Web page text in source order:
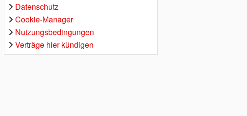
Datenschutz
Cookie-Manager
Nutzungsbedingungen
Verträge hier kündigen